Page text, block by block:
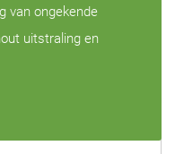
worden?
van ongekende
uitstraling en